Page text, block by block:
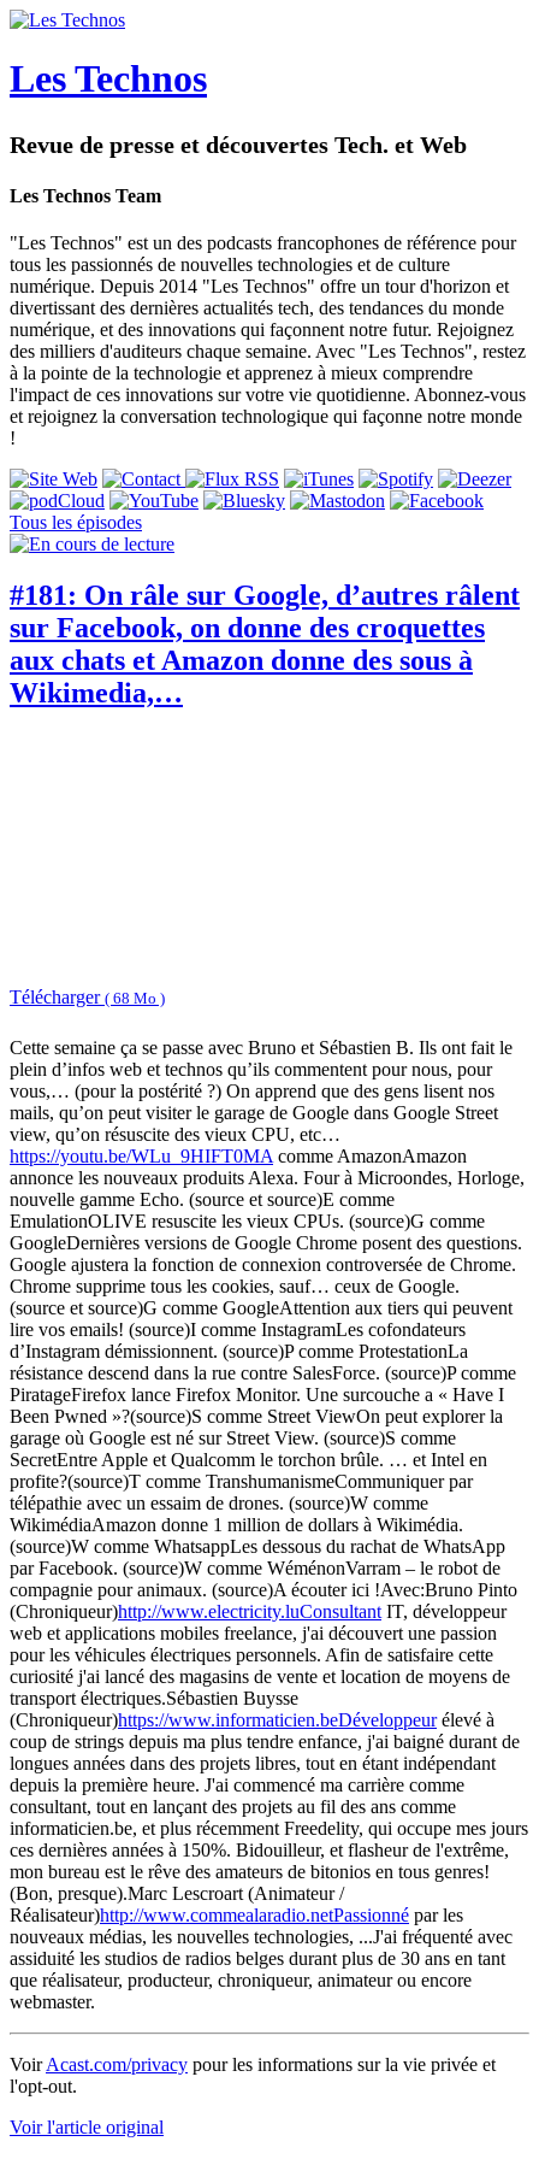
Les Technos
Revue de presse et découvertes Tech. et Web
Les Technos Team
"Les Technos" est un des podcasts francophones de référence pour
tous les passionnés de nouvelles technologies et de culture
numérique. Depuis 2014 "Les Technos" offre un tour d'horizon et
divertissant des dernières actualités tech, des tendances du monde
numérique, et des innovations qui façonnent notre futur. Rejoignez
des milliers d'auditeurs chaque semaine. Avec "Les Technos", restez
à la pointe de la technologie et apprenez à mieux comprendre
l'impact de ces innovations sur votre vie quotidienne. Abonnez-vous
et rejoignez la conversation technologique qui façonne notre monde
!
Tous les épisodes
#181: On râle sur Google, d’autres râlent
sur Facebook, on donne des croquettes
aux chats et Amazon donne des sous à
Wikimedia,…
Télécharger ( 68 Mo )
Cette semaine ça se passe avec Bruno et Sébastien B. Ils ont fait le
plein d’infos web et technos qu’ils commentent pour nous, pour
vous,… (pour la postérité ?) On apprend que des gens lisent nos
mails, qu’on peut visiter le garage de Google dans Google Street
view, qu’on résuscite des vieux CPU, etc…
https://youtu.be/WLu_9HIFT0MA comme AmazonAmazon
annonce les nouveaux produits Alexa. Four à Microondes, Horloge,
nouvelle gamme Echo. (source et source)E comme
EmulationOLIVE resuscite les vieux CPUs. (source)G comme
GoogleDernières versions de Google Chrome posent des questions.
Google ajustera la fonction de connexion controversée de Chrome.
Chrome supprime tous les cookies, sauf… ceux de Google.
(source et source)G comme GoogleAttention aux tiers qui peuvent
lire vos emails! (source)I comme InstagramLes cofondateurs
d’Instagram démissionnent. (source)P comme ProtestationLa
résistance descend dans la rue contre SalesForce. (source)P comme
PiratageFirefox lance Firefox Monitor. Une surcouche a « Have I
Been Pwned »?(source)S comme Street ViewOn peut explorer la
garage où Google est né sur Street View. (source)S comme
SecretEntre Apple et Qualcomm le torchon brûle. … et Intel en
profite?(source)T comme TranshumanismeCommuniquer par
télépathie avec un essaim de drones. (source)W comme
WikimédiaAmazon donne 1 million de dollars à Wikimédia.
(source)W comme WhatsappLes dessous du rachat de WhatsApp
par Facebook. (source)W comme WéménonVarram – le robot de
compagnie pour animaux. (source)A écouter ici !Avec:Bruno Pinto
(Chroniqueur)http://www.electricity.luConsultant IT, développeur
web et applications mobiles freelance, j'ai découvert une passion
pour les véhicules électriques personnels. Afin de satisfaire cette
curiosité j'ai lancé des magasins de vente et location de moyens de
transport électriques.Sébastien Buysse
(Chroniqueur)https://www.informaticien.beDéveloppeurélevé à
coup de strings depuis ma plus tendre enfance, j'ai baigné durant de
longues années dans des projets libres, tout en étant indépendant
depuis la première heure. J'ai commencé ma carrière comme
consultant, tout en lançant des projets au fil des ans comme
informaticien.be, et plus récemment Freedelity, qui occupe mes jours
ces dernières années à 150%. Bidouilleur, et flasheur de l'extrême,
mon bureau est le rêve des amateurs de bitonios en tous genres!
(Bon, presque).Marc Lescroart (Animateur /
Réalisateur)http://www.commealaradio.netPassionné par les
nouveaux médias, les nouvelles technologies, ...J'ai fréquenté avec
assiduité les studios de radios belges durant plus de 30 ans en tant
que réalisateur, producteur, chroniqueur, animateur ou encore
webmaster.
VoirAcast.com/privacy pour les informations sur la vie privée et
l'opt-out.
Voir l'article original